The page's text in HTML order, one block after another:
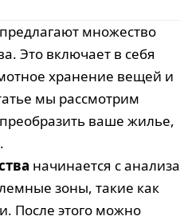
множество
Это включает в себя
хранение вещей и
мы рассмотрим
ваше жилье,
начинается с анализа
зоны, такие как
После этого можно